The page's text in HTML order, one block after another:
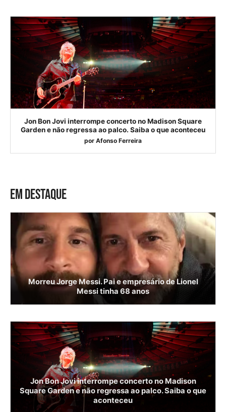
Jon Bon Jovi interrompe concerto no Madison Square
Garden e não regressa ao palco. Saiba o que aconteceu
por Afonso Ferreira
EM DESTAQUE
Morreu Jorge Messi. Pai e empresário de Lionel
Messi tinha 68 anos
Jon Bon Jovi interrompe concerto no Madison
Square Garden e não regressa ao palco. Saiba o que
aconteceu